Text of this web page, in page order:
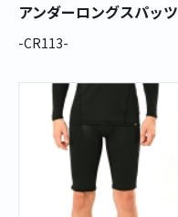
アンダーロングスパッツ
-CR113-